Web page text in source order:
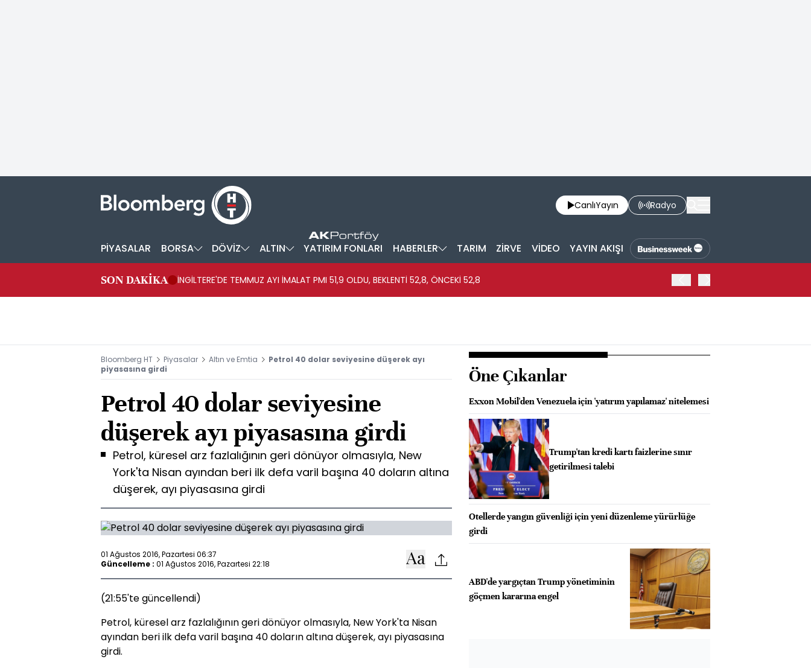
CanlıYayın Radyo
PİYASALAR BORSA DÖVİZ ALTIN YATIRIM FONLARI HABERLER TARIM ZİRVE VİDEO YAYIN AKIŞI
SON DAKİKA İNGİLTERE'DE TEMMUZ AYI İMALAT PMI 51,9 OLDU, BEKLENTİ 52,8, ÖNCEKİ 52,8
Bloomberg HT Piyasalar Altın ve Emtia
Petrol 40 dolar seviyesine düşerek ayı
piyasasına girdi
Petrol 40 dolar seviyesine
düşerek ayı piyasasına girdi
Petrol, küresel arz fazlalığının geri dönüyor olmasıyla, New
York'ta Nisan ayından beri ilk defa varil başına 40 doların altına
düşerek, ayı piyasasına girdi
01 Ağustos 2016, Pazartesi 06:37
Güncelleme : 01 Ağustos 2016, Pazartesi 22:18
(21:55'te güncellendi)
Petrol, küresel arz fazlalığının geri dönüyor olmasıyla, New York'ta Nisan
ayından beri ilk defa varil başına 40 doların altına düşerek, ayı piyasasına
girdi.
Öne Çıkanlar
Exxon Mobil'den Venezuela için 'yatırım yapılamaz' nitelemesi
Trump'tan kredi kartı faizlerine sınır
getirilmesi talebi
Otellerde yangın güvenliği için yeni düzenleme yürürlüğe
girdi
ABD'de yargıçtan Trump yönetiminin
göçmen kararına engel